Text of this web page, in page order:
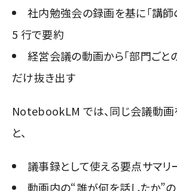
社内勉強会の録画を基に「講師
5 行で要約
経営会議の動画から「部門ごと
だけ抜き出す
NotebookLM では、同じ会議動画
と、
議事録として使える要点サマ
動画内の“誰が何を話したか”の